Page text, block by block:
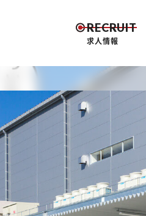
RECRUIT
求人情報